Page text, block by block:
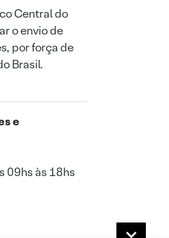
Central do
o envio de
por força de
Brasil.
e
09hs às 18hs